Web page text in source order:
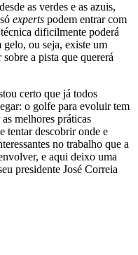
as verdes e as azuis,
experts podem entrar com
dificilmente poderá
gelo, ou seja, existe um
a pista que quererá
certo que já todos
o golfe para evoluir tem
melhores práticas
tentar descobrir onde e
no trabalho que a
e aqui deixo uma
presidente José Correia